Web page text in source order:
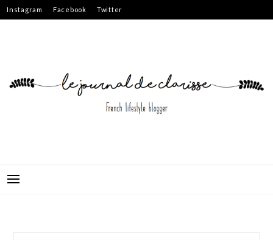
Skip
to
Instagram Facebook Twitter